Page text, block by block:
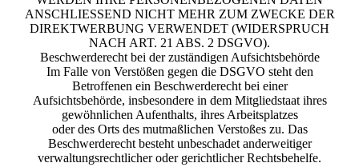
ANSCHLIESSEND NICHT MEHR ZUM ZWECKE DER
DIREKTWERBUNG VERWENDET (WIDERSPRUCH
NACH ART. 21 ABS. 2 DSGVO).
Beschwerderecht bei der zuständigen Aufsichtsbehörde
Im Falle von Verstößen gegen die DSGVO steht den
Betroffenen ein Beschwerderecht bei einer
Aufsichtsbehörde, insbesondere in dem Mitgliedstaat ihres
gewöhnlichen Aufenthalts, ihres Arbeitsplatzes
oder des Orts des mutmaßlichen Verstoßes zu. Das
Beschwerderecht besteht unbeschadet anderweitiger
verwaltungsrechtlicher oder gerichtlicher Rechtsbehelfe.